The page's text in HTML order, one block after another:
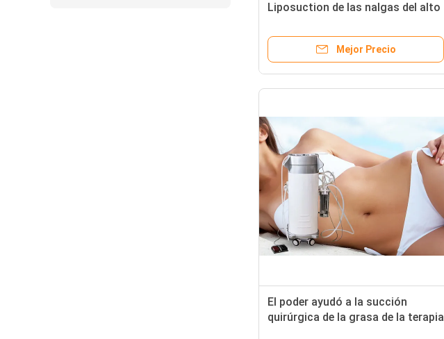
Liposuction de las nalgas del alto
Mejor Precio
El poder ayudó a la succión
quirúrgica de la grasa de la terapia